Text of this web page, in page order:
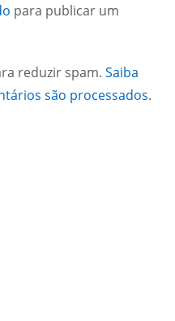
para publicar um
reduzir spam.Saiba
são processados.